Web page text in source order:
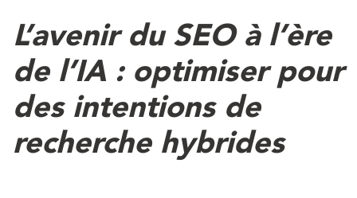
L’avenir du SEO à l’ère
de l’IA : optimiser pour
des intentions de
recherche hybrides